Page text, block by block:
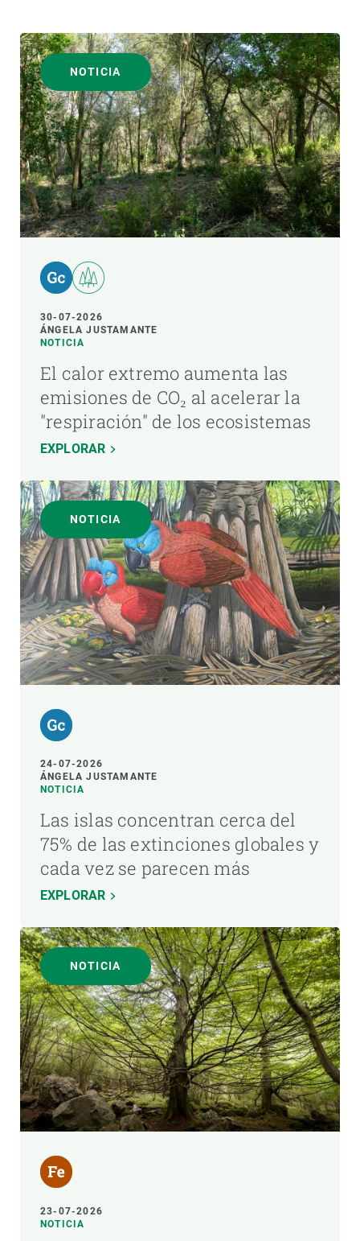
NOTICIA
30-07-2026
ÁNGELA JUSTAMANTE
NOTICIA
El calor extremo aumenta las
emisiones de CO₂ al acelerar la
"respiración" de los ecosistemas
EXPLORAR
NOTICIA
24-07-2026
ÁNGELA JUSTAMANTE
NOTICIA
Las islas concentran cerca del
75% de las extinciones globales y
cada vez se parecen más
EXPLORAR
NOTICIA
23-07-2026
NOTICIA